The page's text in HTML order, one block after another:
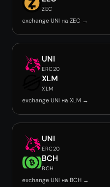
ZEC
exchange UNI на ZEC →
UNI
ERC20
XLM
XLM
exchange UNI на XLM →
UNI
ERC20
BCH
BCH
exchange UNI на BCH →